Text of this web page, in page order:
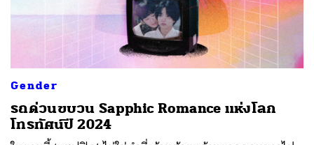
Gender
รถด่วนขบวน Sapphic Romance แห่งโลก
โทรทัศน์ปี 2024